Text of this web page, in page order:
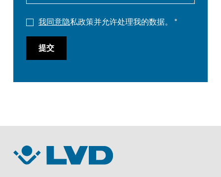
我同意隐私政策并允许处理我的数据。
提交